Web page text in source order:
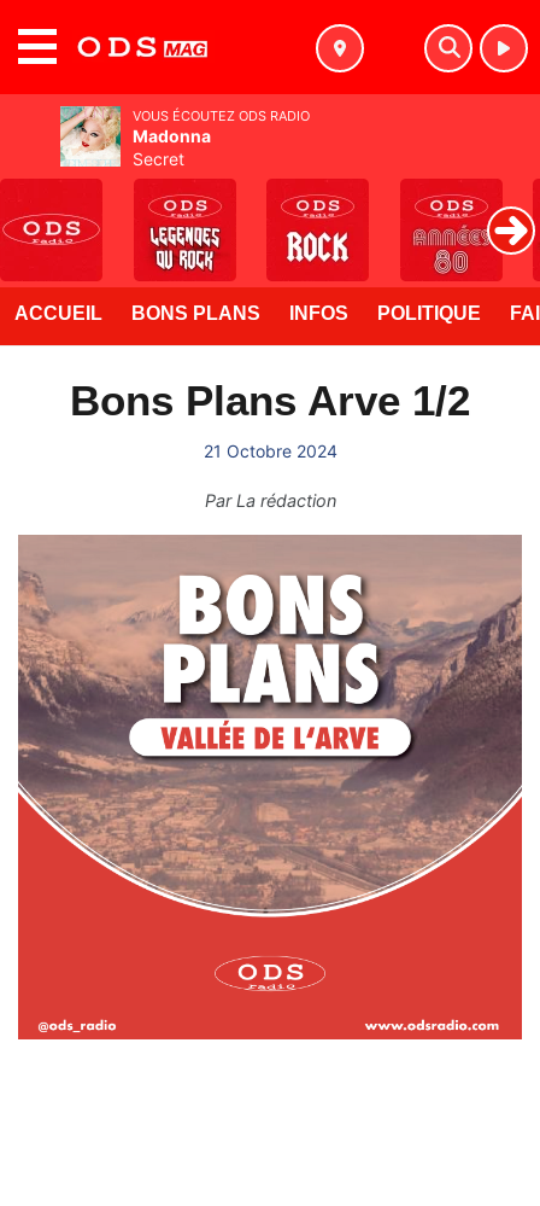
ACCUEIL BONS PLANS INFOS POLITIQUE
Bons Plans Arve 1/2
21 Octobre 2024
ParLa rédaction
VOUS ÉCOUTEZ ODS RADIO
Madonna
Secret